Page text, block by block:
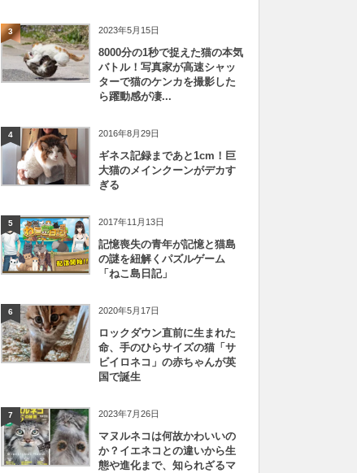
3 2023年5月15日
8000分の1秒で捉えた猫の本気
バトル！写真家が高速シャッ
ターで猫のケンカを撮影した
ら躍動感が凄...
4 2016年8月29日
ギネス記録まであと1cm！巨
大猫のメインクーンがデカす
ぎる
5 2017年11月13日
記憶喪失の青年が記憶と猫島
の謎を紐解くパズルゲーム
「ねこ島日記」
6 2020年5月17日
ロックダウン直前に生まれた
命、手のひらサイズの猫「サ
ビイロネコ」の赤ちゃんが英
国で誕生
7 2023年7月26日
マヌルネコは何故かわいいの
か？イエネコとの違いから生
態や進化まで、知られざるマ